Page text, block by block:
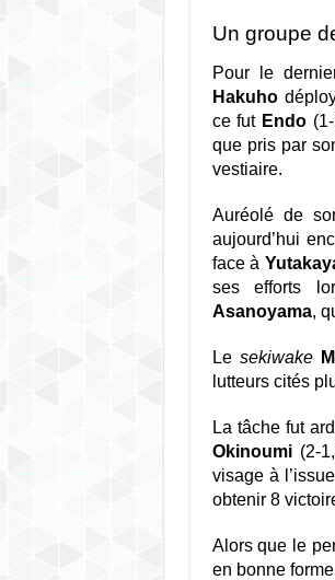
Un groupe
Pour le
Hakuho
ce fut Endo
que pris par
vestiaire.
Auréolé de
aujourd’hui
face à
ses efforts
Asanoyama,
Le sekiwake
lutteurs cités
La tâche fut
Okinoumi(2-
visage à
obtenir 8
Alors que le
en bonne